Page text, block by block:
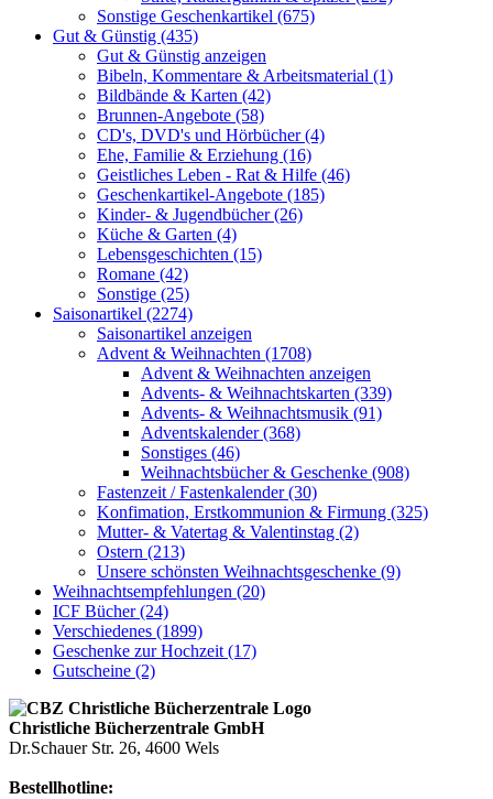
Sonstige Geschenkartikel (675)
Gut & Günstig (435)
Gut & Günstig anzeigen
Bibeln, Kommentare & Arbeitsmaterial (1)
Bildbände & Karten (42)
Brunnen-Angebote (58)
CD's, DVD's und Hörbücher (4)
Ehe, Familie & Erziehung (16)
Geistliches Leben - Rat & Hilfe (46)
Geschenkartikel-Angebote (185)
Kinder- & Jugendbücher (26)
Küche & Garten (4)
Lebensgeschichten (15)
Romane (42)
Sonstige (25)
Saisonartikel (2274)
Saisonartikel anzeigen
Advent & Weihnachten (1708)
Advent & Weihnachten anzeigen
Advents- & Weihnachtskarten (339)
Advents- & Weihnachtsmusik (91)
Adventskalender (368)
Sonstiges (46)
Weihnachtsbücher & Geschenke (908)
Fastenzeit / Fastenkalender (30)
Konfimation, Erstkommunion & Firmung (325)
Mutter- & Vatertag & Valentinstag (2)
Ostern (213)
Unsere schönsten Weihnachtsgeschenke (9)
Weihnachtsempfehlungen (20)
ICF Bücher (24)
Verschiedenes (1899)
Geschenke zur Hochzeit (17)
Gutscheine (2)
Christliche Bücherzentrale GmbH
Dr.Schauer Str. 26, 4600 Wels
Bestellhotline: